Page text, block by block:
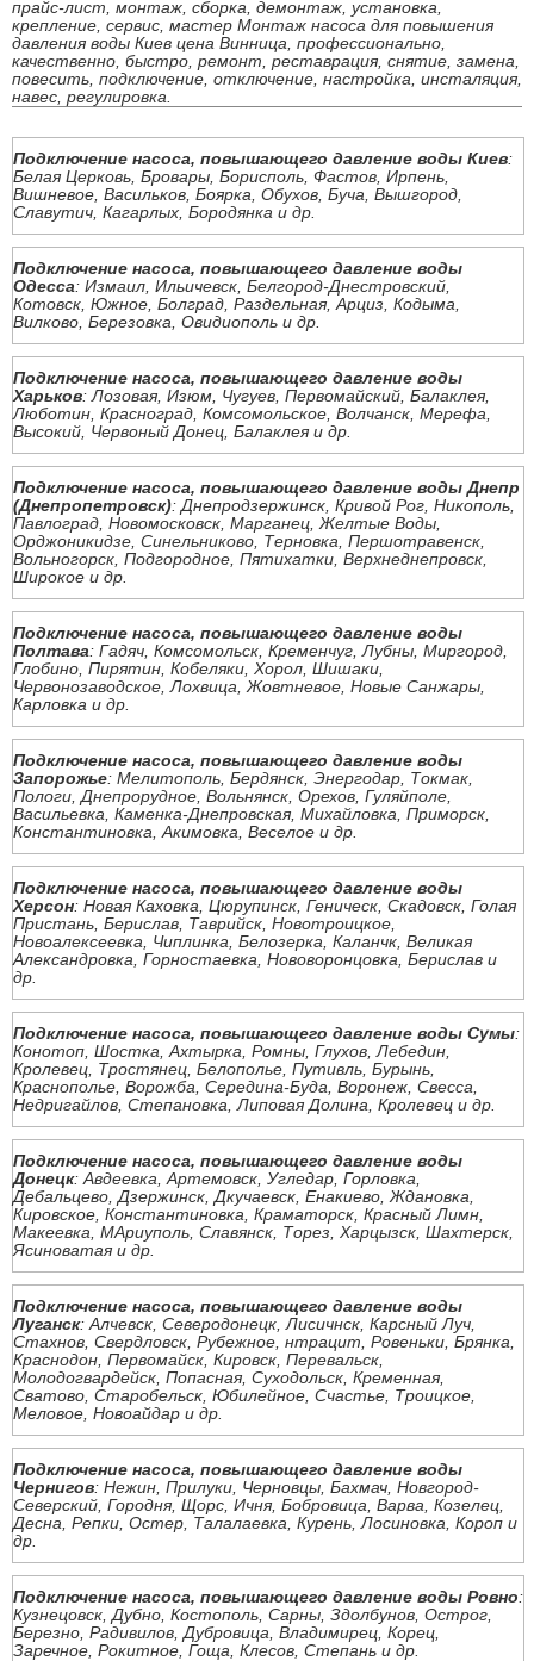
прайс-лист, монтаж, сборка, демонтаж, установка,
крепление, сервис, мастер Монтаж насоса для повышения
давления воды Киев цена Винница, профессионально,
качественно, быстро, ремонт, реставрация, снятие, замена,
повесить, подключение, отключение, настройка, инсталяция,
навес, регулировка.
Подключение насоса, повышающего давление воды Киев:
Белая Церковь, Бровары, Борисполь, Фастов, Ирпень,
Вишневое, Васильков, Боярка, Обухов, Буча, Вышгород,
Славутич, Кагарлых, Бородянка и др.
Подключение насоса, повышающего давление воды
Одесса: Измаил, Ильичевск, Белгород-Днестровский,
Котовск, Южное, Болград, Раздельная, Арциз, Кодыма,
Вилково, Березовка, Овидиополь и др.
Подключение насоса, повышающего давление воды
Харьков: Лозовая, Изюм, Чугуев, Первомайский, Балаклея,
Люботин, Красноград, Комсомольское, Волчанск, Мерефа,
Высокий, Червоный Донец, Балаклея и др.
Подключение насоса, повышающего давление воды Днепр
(Днепропетровск): Днепродзержинск, Кривой Рог, Никополь,
Павлоград, Новомосковск, Марганец, Желтые Воды,
Орджоникидзе, Синельниково, Терновка, Першотравенск,
Вольногорск, Подгородное, Пятихатки, Верхнеднепровск,
Широкое и др.
Подключение насоса, повышающего давление воды
Полтава: Гадяч, Комсомольск, Кременчуг, Лубны, Миргород,
Глобино, Пирятин, Кобеляки, Хорол, Шишаки,
Червонозаводское, Лохвица, Жовтневое, Новые Санжары,
Карловка и др.
Подключение насоса, повышающего давление воды
Запорожье: Мелитополь, Бердянск, Энергодар, Токмак,
Пологи, Днепрорудное, Вольнянск, Орехов, Гуляйполе,
Васильевка, Каменка-Днепровская, Михайловка, Приморск,
Константиновка, Акимовка, Веселое и др.
Подключение насоса, повышающего давление воды
Херсон: Новая Каховка, Цюрупинск, Геническ, Скадовск, Голая
Пристань, Берислав, Таврийск, Новотроицкое,
Новоалексеевка, Чиплинка, Белозерка, Каланчк, Великая
Александровка, Горностаевка, Нововоронцовка, Берислав и
др.
Подключение насоса, повышающего давление воды Сумы:
Конотоп, Шостка, Ахтырка, Ромны, Глухов, Лебедин,
Кролевец, Тростянец, Белополье, Путивль, Бурынь,
Краснополье, Ворожба, Середина-Буда, Воронеж, Свесса,
Недригайлов, Степановка, Липовая Долина, Кролевец и др.
Подключение насоса, повышающего давление воды
Донецк: Авдеевка, Артемовск, Угледар, Горловка,
Дебальцево, Дзержинск, Дкучаевск, Енакиево, Ждановка,
Кировское, Константиновка, Краматорск, Красный Лимн,
Макеевка, МАриуполь, Славянск, Торез, Харцызск, Шахтерск,
Ясиноватая и др.
Подключение насоса, повышающего давление воды
Луганск: Алчевск, Северодонецк, Лисичнск, Карсный Луч,
Стахнов, Свердловск, Рубежное, нтрацит, Ровеньки, Брянка,
Краснодон, Первомайск, Кировск, Перевальск,
Молодогвардейск, Попасная, Суходольск, Кременная,
Сватово, Старобельск, Юбилейное, Счастье, Троицкое,
Меловое, Новоайдар и др.
Подключение насоса, повышающего давление воды
Чернигов: Нежин, Прилуки, Черновцы, Бахмач, Новгород-
Северский, Городня, Щорс, Ичня, Бобровица, Варва, Козелец,
Десна, Репки, Остер, Талалаевка, Курень, Лосиновка, Короп и
др.
Подключение насоса, повышающего давление воды Ровно:
Кузнецовск, Дубно, Костополь, Сарны, Здолбунов, Острог,
Березно, Радивилов, Дубровица, Владимирец, Корец,
Заречное, Рокитное, Гоща, Клесов, Степань и др.